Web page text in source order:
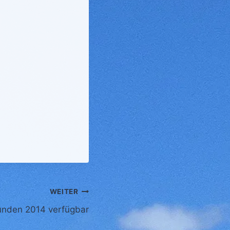
WEITER
2014 verfügbar